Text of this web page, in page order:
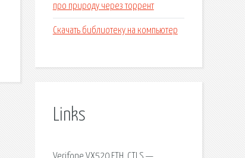
про природу через торрент
Скачать библиотеку на компьютер
Links